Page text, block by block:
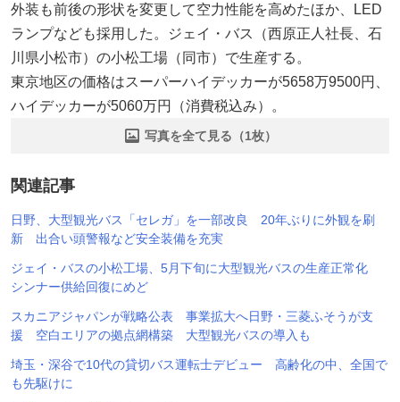
外装も前後の形状を変更して空力性能を高めたほか、LED
ランプなども採用した。ジェイ・バス（西原正人社長、石
川県小松市）の小松工場（同市）で生産する。
東京地区の価格はスーパーハイデッカーが5658万9500円、
ハイデッカーが5060万円（消費税込み）。
写真を全て見る（1枚）
関連記事
日野、大型観光バス「セレガ」を一部改良 20年ぶりに外観を刷
新 出合い頭警報など安全装備を充実
ジェイ・バスの小松工場、5月下旬に大型観光バスの生産正常化
シンナー供給回復にめど
スカニアジャパンが戦略公表 事業拡大へ日野・三菱ふそうが支
援 空白エリアの拠点網構築 大型観光バスの導入も
埼玉・深谷で10代の貸切バス運転士デビュー 高齢化の中、全国で
も先駆けに